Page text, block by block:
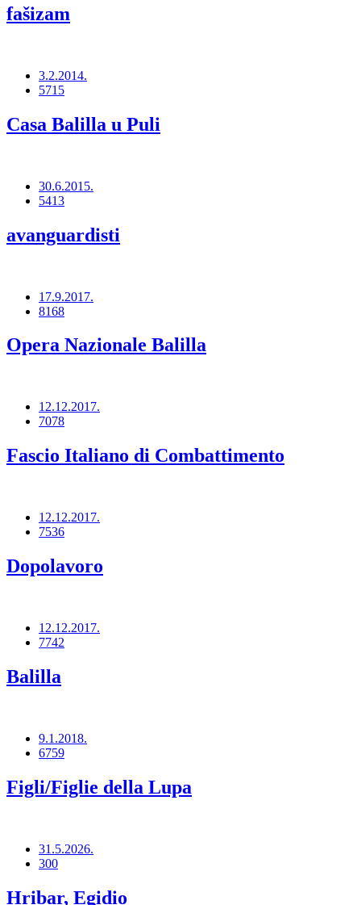
fašizam
3.2.2014.
5715
Casa Balilla u Puli
30.6.2015.
5413
avanguardisti
17.9.2017.
8168
Opera Nazionale Balilla
12.12.2017.
7078
Fascio Italiano di Combattimento
12.12.2017.
7536
Dopolavoro
12.12.2017.
7742
Balilla
9.1.2018.
6759
Figli/Figlie della Lupa
31.5.2026.
300
Hribar, Egidio